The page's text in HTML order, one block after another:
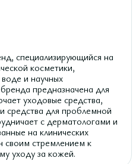
специализирующийся на
косметики,
и научных
предназначена для
уходовые средства,
средства для проблемной
с дерматологами и
на клинических
своим стремлением к
уходу за кожей.